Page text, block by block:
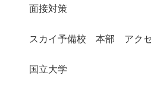
面接対策
スカイ予備校 本部 アク
国立大学